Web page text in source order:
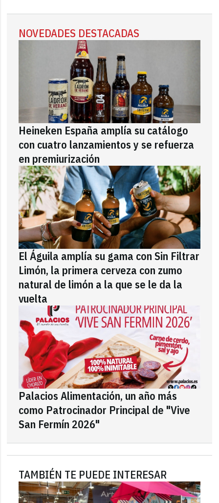
NOVEDADES DESTACADAS
Heineken España amplía su catálogo
con cuatro lanzamientos y se refuerza
en premiurización
El Águila amplía su gama con Sin Filtrar
Limón, la primera cerveza con zumo
natural de limón a la que se le da la
vuelta
Palacios Alimentación, un año más
como Patrocinador Principal de "Vive
San Fermín 2026"
TAMBIÉN TE PUEDE INTERESAR